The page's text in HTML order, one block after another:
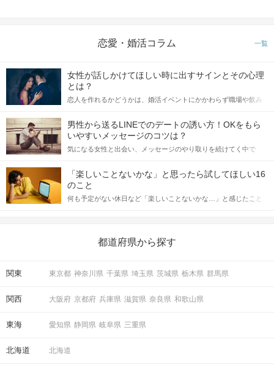
恋愛・婚活コラム 一覧
女性が話しかけてほしい時に出すサインとその心理
とは？
恋人を作れるかどうかは、婚活イベントにかかわらず職場や飲み
てアプローチできるかにも左右されます。 これから恋人作りを本
格的に始めようとしている方は、女性が異性を求めて出すサイン
をしっかりと理解し、正しい行動に移せるかどうかが重要。 この
記事では、女性が話しかけて欲しい時に出すサインとその心理を
合にどのような行動に繋げるべきかをご紹介していきます。
男性から送るLINEでのデートの誘い方！OKをもら
いやすいメッセージのコツは？
気になる女性と出会い、メッセージのやり取りを続けてく中で
しかし、中には「どう誘ったらいいの？」とお困りの男性もいら
っしゃるのではないでしょうか。 そこで今回は、男性から女性へ
送るLINEでのデートの誘い方のコツをご紹介します。例文も混じ
えながら解説するので、ぜひ参考にしてください。
「楽しいことないかな」と思ったら試してほしい16
のこと
何も予定がない休日など「楽しいことないかな…」と感じたこと
の楽しいことアイデアを集めました♪ いままさに楽しいことを探し
都道府県から探す
関東 東京都 神奈川県 千葉県 埼玉県 茨城県 栃木県 群馬県
関西 大阪府 京都府 兵庫県 滋賀県 奈良県 和歌山県
東海 愛知県 静岡県 岐阜県 三重県
北海道 北海道